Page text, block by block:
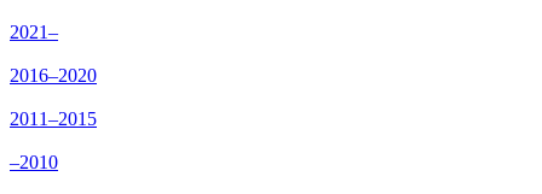
2021–
2016–2020
2011–2015
–2010